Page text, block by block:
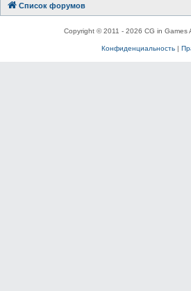
Список форумов
Copyright © 2011 - 2026 CG in Games
Конфиденциальность|